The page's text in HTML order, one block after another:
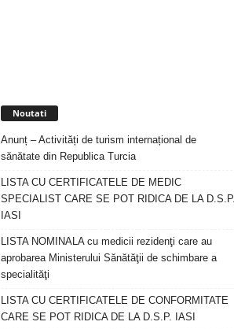
Noutati
Anunț – Activități de turism internațional de
sănătate din Republica Turcia
LISTA CU CERTIFICATELE DE MEDIC
SPECIALIST CARE SE POT RIDICA DE LA D.S.P.
IASI
LISTA NOMINALA cu medicii rezidenţi care au
aprobarea Ministerului Sănătăţii de schimbare a
specialităţi
LISTA CU CERTIFICATELE DE CONFORMITATE
CARE SE POT RIDICA DE LA D.S.P. IASI